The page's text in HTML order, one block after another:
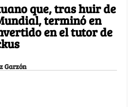
que, tras huir de
terminó en
en el tutor de
Garzón